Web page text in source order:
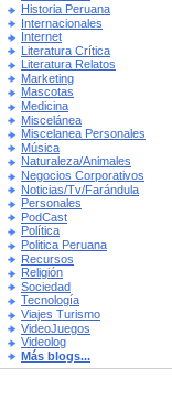
Historia Peruana
Internacionales
Internet
Literatura Crítica
Literatura Relatos
Marketing
Mascotas
Medicina
Miscelánea
Miscelanea Personales
Música
Naturaleza/Animales
Negocios Corporativos
Noticias/Tv/Farándula
Personales
PodCast
Política
Politica Peruana
Recursos
Religión
Sociedad
Tecnología
Viajes Turismo
VideoJuegos
Videolog
Más blogs...